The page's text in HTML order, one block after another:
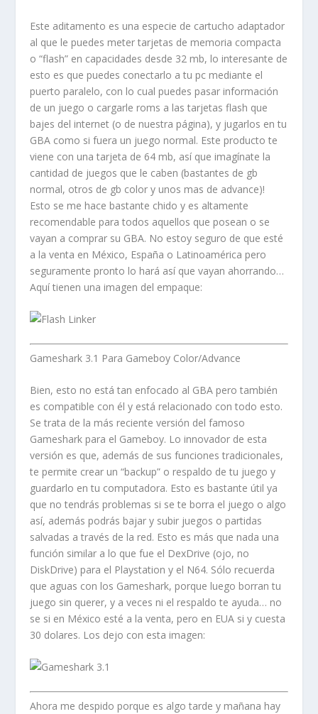
Este aditamento es una especie de cartucho adaptador
al que le puedes meter tarjetas de memoria compacta
o “flash” en capacidades desde 32 mb, lo interesante de
esto es que puedes conectarlo a tu pc mediante el
puerto paralelo, con lo cual puedes pasar información
de un juego o cargarle roms a las tarjetas flash que
bajes del internet (o de nuestra página), y jugarlos en tu
GBA como si fuera un juego normal. Este producto te
viene con una tarjeta de 64 mb, así que imagínate la
cantidad de juegos que le caben (bastantes de gb
normal, otros de gb color y unos mas de advance)!
Esto se me hace bastante chido y es altamente
recomendable para todos aquellos que posean o se
vayan a comprar su GBA. No estoy seguro de que esté
a la venta en México, España o Latinoamérica pero
seguramente pronto lo hará así que vayan ahorrando…
Aquí tienen una imagen del empaque:
Gameshark 3.1 Para Gameboy Color/Advance
Bien, esto no está tan enfocado al GBA pero también
es compatible con él y está relacionado con todo esto.
Se trata de la más reciente versión del famoso
Gameshark para el Gameboy. Lo innovador de esta
versión es que, además de sus funciones tradicionales,
te permite crear un “backup” o respaldo de tu juego y
guardarlo en tu computadora. Esto es bastante útil ya
que no tendrás problemas si se te borra el juego o algo
así, además podrás bajar y subir juegos o partidas
salvadas a través de la red. Esto es más que nada una
función similar a lo que fue el DexDrive (ojo, no
DiskDrive) para el Playstation y el N64. Sólo recuerda
que aguas con los Gameshark, porque luego borran tu
juego sin querer, y a veces ni el respaldo te ayuda… no
se si en México esté a la venta, pero en EUA si y cuesta
30 dolares. Los dejo con esta imagen:
Ahora me despido porque es algo tarde y mañana hay